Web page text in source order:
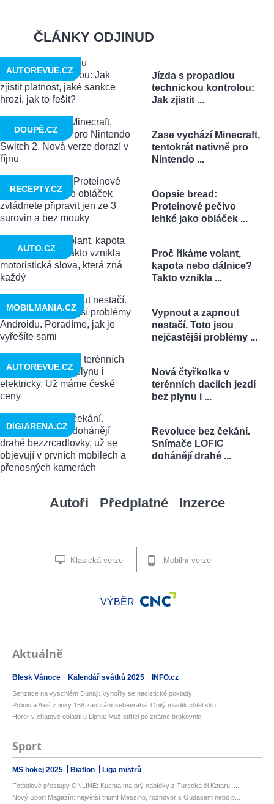
ČLÁNKY ODJINUD
Jízda s propadlou
technickou kontrolou:
Jak zjistit ...
AUTOREVUE.CZ
Zase vychází Minecraft,
tentokrát nativně pro
Nintendo ...
DOUPĚ.CZ
Oopsie bread:
Proteinové pečivo
lehké jako obláček ...
RECEPTY.CZ
Proč říkáme volant,
kapota nebo dálnice?
Takto vznikla ...
AUTO.CZ
Vypnout a zapnout
nestačí. Toto jsou
nejčastější problémy ...
MOBILMANIA.CZ
Nová čtyřkolka v
terénních daciích jezdí
bez plynu i ...
AUTOREVUE.CZ
Revoluce bez čekání.
Snímače LOFIC
dohánějí drahé ...
DIGIARENA.CZ
Autoři Předplatné Inzerce
Klasická verze Mobilní verze
VÝBĚR
Aktuálně
Blesk Vánoce Kalendář svátků 2025 INFO.cz
Senzace na vyschlém Dunaji: Vynořily se nacistické poklady!
Policista Aleš z linky 158 zachránil sebevraha: Opilý mladík chtěl sko...
Horor v chatové oblasti u Lipna: Muž střílel po známé brokovnicí
Sport
MS hokej 2025 Biatlon Liga mistrů
Fotbalové přestupy ONLINE: Kuchta má prý nabídky z Turecka či Kataru, ...
Nový Sport Magazín: největší triumf Messiho, rozhovor s Gudasem nebo p...